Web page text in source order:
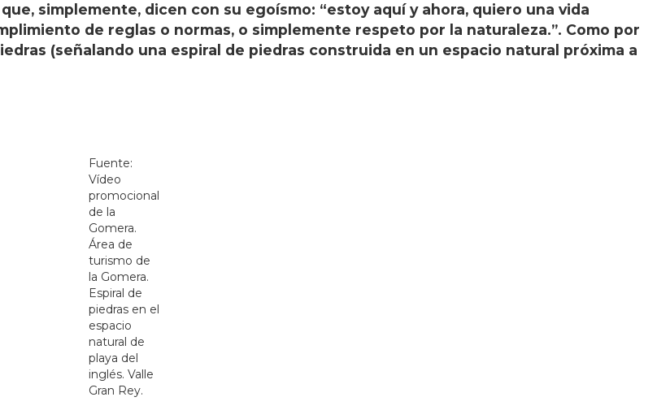
simplemente, dicen con su egoísmo: “estoy aquí y ahora, quiero una vida
de reglas o normas, o simplemente respeto por la naturaleza.”. Como por
(señalando una espiral de piedras construida en un espacio natural próxima a
Fuente:
Vídeo
promocional
de la
Gomera.
Área de
turismo de
la Gomera.
Espiral de
piedras en el
espacio
natural de
playa del
inglés. Valle
Gran Rey.